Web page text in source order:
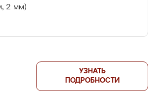
2 мм)
УЗНАТЬ
ПОДРОБНОСТИ